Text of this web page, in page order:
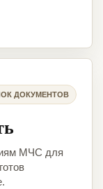
ДОКУМЕНТОВ
МЧС для